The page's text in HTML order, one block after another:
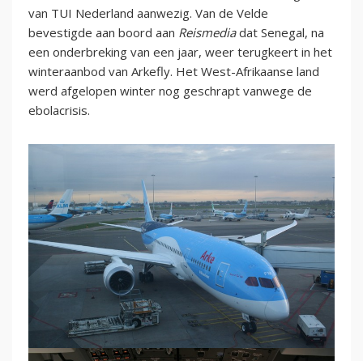
van TUI Nederland aanwezig. Van de Velde
bevestigde aan boord aan Reismediadat Senegal, na
een onderbreking van een jaar, weer terugkeert in het
winteraanbod van Arkefly. Het West-Afrikaanse land
werd afgelopen winter nog geschrapt vanwege de
ebolacrisis.